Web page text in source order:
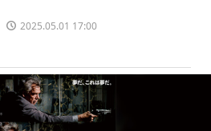
2025.05.01 17:00